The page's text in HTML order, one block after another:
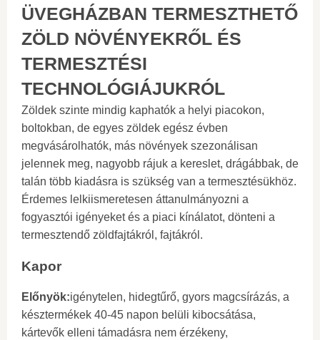
ÜVEGHÁZBAN TERMESZTHETŐ
ZÖLD NÖVÉNYEKRŐL ÉS
TERMESZTÉSI
TECHNOLÓGIÁJUKRÓL
Zöldek szinte mindig kaphatók a helyi piacokon,
boltokban, de egyes zöldek egész évben
megvásárolhatók, más növények szezonálisan
jelennek meg, nagyobb rájuk a kereslet, drágábbak, de
talán több kiadásra is szükség van a termesztésükhöz.
Érdemes lelkiismeretesen áttanulmányozni a
fogyasztói igényeket és a piaci kínálatot, dönteni a
termesztendő zöldfajtákról, fajtákról.
Kapor
Előnyök:igénytelen, hidegtűrő, gyors magcsírázás, a
késztermékek 40-45 napon belüli kibocsátása,
kártevők elleni támadásra nem érzékeny,